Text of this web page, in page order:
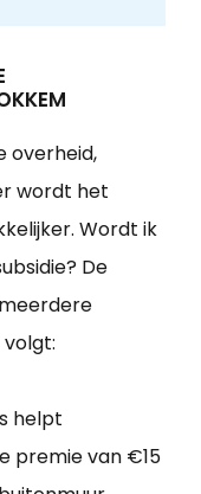
overheid,
wordt het
Wordt ik
De
helpt
premie van €15